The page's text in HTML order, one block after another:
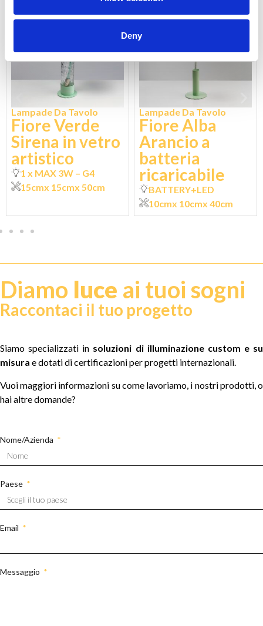
Deny
Lampade Da Tavolo
Fiore Verde
Sirena in vetro
artistico
1 x MAX 3W – G4
15cmx 15cmx 50cm
Lampade Da Tavolo
Fiore Alba
Arancio a
batteria
ricaricabile
BATTERY+LED
10cmx 10cmx 40cm
Diamo luce ai tuoi sogni
Raccontaci il tuo progetto
Siamo specializzati in soluzioni di illuminazione custom e su
misura e dotati di certificazioni per progetti internazionali.
Vuoi maggiori informazioni su come lavoriamo, i nostri prodotti, o
hai altre domande?
Nome/Azienda
Paese
Email
Messaggio